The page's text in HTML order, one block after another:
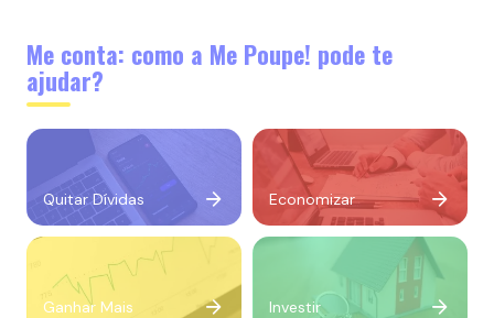
Me conta: como a Me Poupe! pode te
ajudar?
Quitar Dívidas Economizar
Ganhar Mais Investir